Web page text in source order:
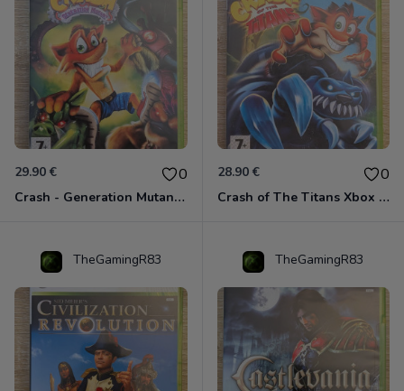
29.90 € 0
Crash - Generation Mutant Xbox 360
28.90 € 0
Crash of The Titans Xbox 360
TheGamingR83 TheGamingR83